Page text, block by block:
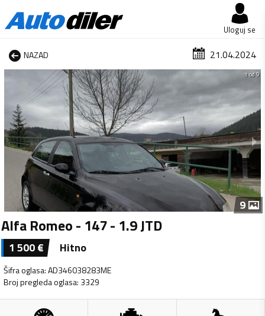
Uloguj se
NAZAD 21.04.2024
1 od 9
9
Alfa Romeo - 147 - 1.9 JTD
1 500€ Hitno
Šifra oglasa:AD346038283ME
Broj pregleda oglasa: 3329